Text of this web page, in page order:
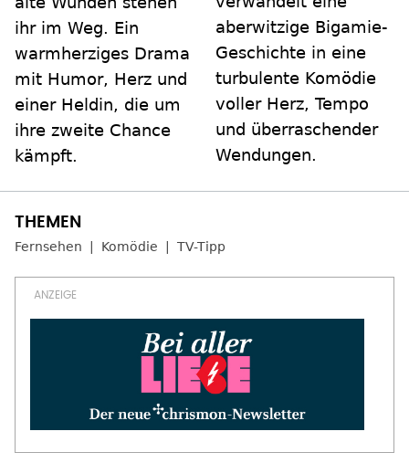
ihr im Weg. Ein
warmherziges Drama
mit Humor, Herz und
einer Heldin, die um
ihre zweite Chance
kämpft.
aberwitzige Bigamie-
Geschichte in eine
turbulente Komödie
voller Herz, Tempo
und überraschender
Wendungen.
Fernsehen Komödie TV-Tipp